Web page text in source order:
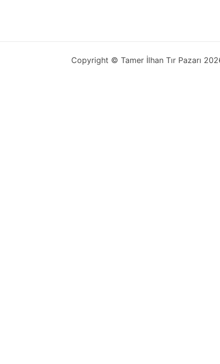
Copyright © Tamer İlhan Tır Pazarı